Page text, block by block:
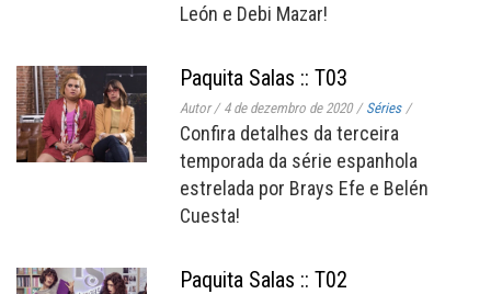
León e Debi Mazar!
Paquita Salas :: T03
Autor/ 4 de dezembro de 2020 / Séries /
Confira detalhes da terceira
temporada da série espanhola
estrelada por Brays Efe e Belén
Cuesta!
Paquita Salas :: T02